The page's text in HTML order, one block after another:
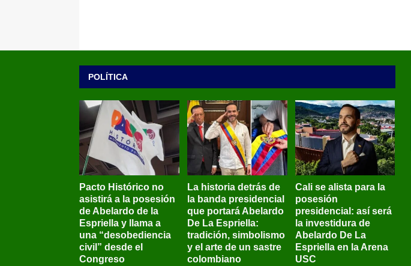
POLÍTICA
Pacto Histórico no
asistirá a la posesión
de Abelardo de la
Espriella y llama a
una “desobediencia
civil” desde el
Congreso
La historia detrás de
la banda presidencial
que portará Abelardo
De La Espriella:
tradición, simbolismo
y el arte de un sastre
colombiano
Cali se alista para la
posesión
presidencial: así será
la investidura de
Abelardo De La
Espriella en la Arena
USC